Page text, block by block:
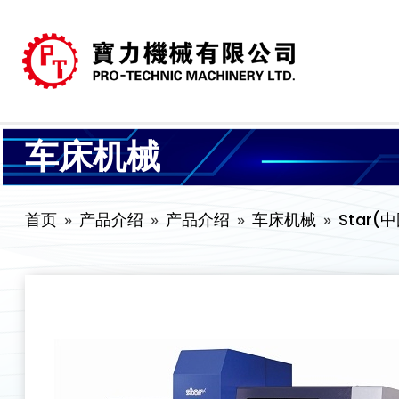
车床机械
首页 产品介绍 产品介绍 车床机械 Star(